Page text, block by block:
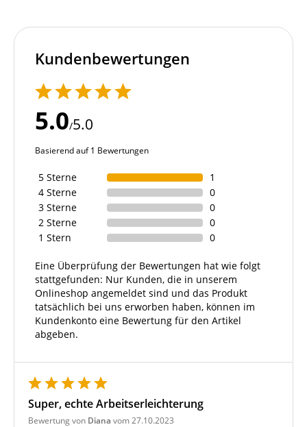
Kundenbewertungen
5.0/5.0
Basierend auf 1 Bewertungen
5 Sterne
1
4 Sterne
0
3 Sterne
0
2 Sterne
0
1 Stern
0
Eine Überprüfung der Bewertungen hat wie folgt
stattgefunden: Nur Kunden, die in unserem
Onlineshop angemeldet sind und das Produkt
tatsächlich bei uns erworben haben, können im
Kundenkonto eine Bewertung für den Artikel
abgeben.
Super, echte Arbeitserleichterung
Bewertung von Diana vom 27.10.2023